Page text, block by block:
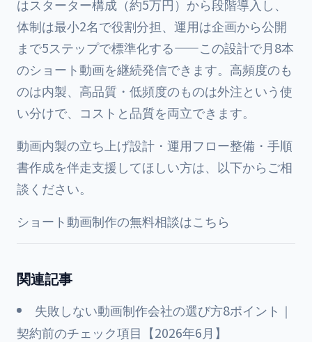
はスターター構成（約5万円）から段階導入し、
体制は最小2名で役割分担、運用は企画から公開
まで5ステップで標準化する——この設計で月8本
のショート動画を継続発信できます。高頻度のも
のは内製、高品質・低頻度のものは外注という使
い分けで、コストと品質を両立できます。
動画内製の立ち上げ設計・運用フロー整備・手順
書作成を伴走支援してほしい方は、以下からご相
談ください。
ショート動画制作の無料相談はこちら
関連記事
失敗しない動画制作会社の選び方8ポイント｜
契約前のチェック項目【2026年6月】